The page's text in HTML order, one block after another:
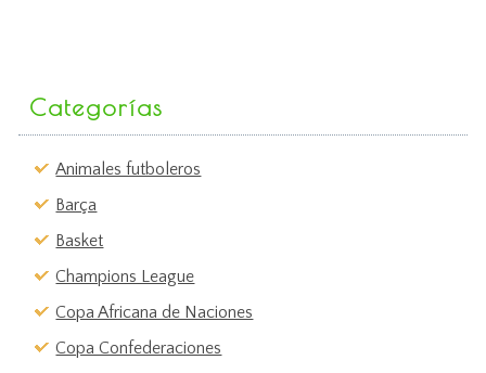
Categorías
Animales futboleros
Barça
Basket
Champions League
Copa Africana de Naciones
Copa Confederaciones